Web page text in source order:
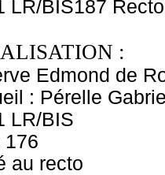
LR/BIS187 Recto
:
Edmond de
: Pérelle
LR/BIS
176
au recto